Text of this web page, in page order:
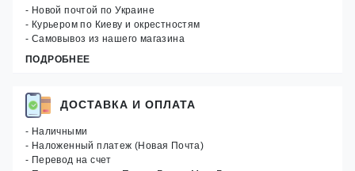
- Новой почтой по Украине
- Курьером по Киеву и окрестностям
- Самовывоз из нашего магазина
ПОДРОБНЕЕ
ДОСТАВКА И ОПЛАТА
- Наличными
- Наложенный платеж (Новая Почта)
- Перевод на счет